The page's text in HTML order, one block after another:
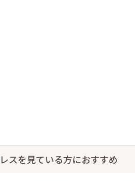
スを見ている方におすすめ